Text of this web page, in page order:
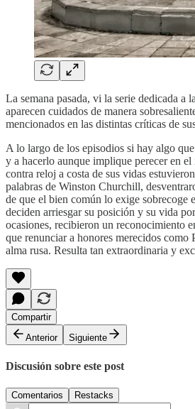
La semana pasada, vi la serie dedicada a
aparecen cuidados de manera
mencionados en las distintas críticas de
A lo largo de los episodios si hay algo
y a hacerlo aunque implique perecer en
contra reloj a costa de sus vidas
palabras de Winston Churchill,
de que el bien común lo exige sobrecoge
deciden arriesgar su posición y su vida
ocasiones, recibieron un reconocimiento
que renunciar a honores merecidos
alma rusa. Resulta tan extraordinaria y
Compartir
Anterior
Siguiente
Discusión sobre este post
Comentarios Restacks